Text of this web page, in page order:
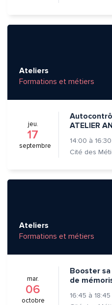
Ateliers
Formations et métiers
jeu.
17
septembre
ATELIER
14:00 à 16:30
Ateliers
Formations et métiers
mar.
06
octobre
Booster
de
16:45 à 18:45
Envoyer
Envoyer